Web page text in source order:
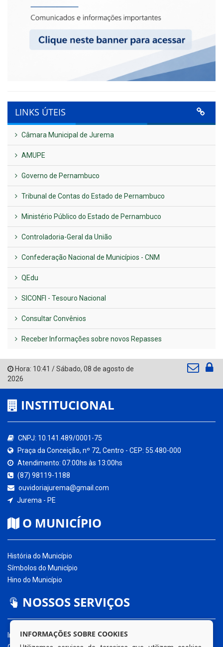
LINKS ÚTEIS
Câmara Municipal de Jurema
AMUPE
Governo de Pernambuco
Tribunal de Contas do Estado de Pernambuco
Ministério Público do Estado de Pernambuco
Controladoria-Geral da União
Confederação Nacional de Municípios - CNM
QEdu
SICONFI - Tesouro Nacional
Consultar Convênios
Receber Informações sobre novos Repasses
Hora: 10:41 /Sábado, 08 de agosto de
2026
INSTITUCIONAL
CNPJ: 10.141.489/0001-75
Praça da Conceição, nº 72, Centro - CEP: 55.480-000
Atendimento: 07:00hs às 13:00hs
(87) 98119-1188
ouvidoriajurema@gmail.com
Jurema - PE
O MUNICÍPIO
História do Município
Símbolos do Município
Hino do Município
NOSSOS SERVIÇOS
InícioINFORMAÇÕES SOBRE COOKIES